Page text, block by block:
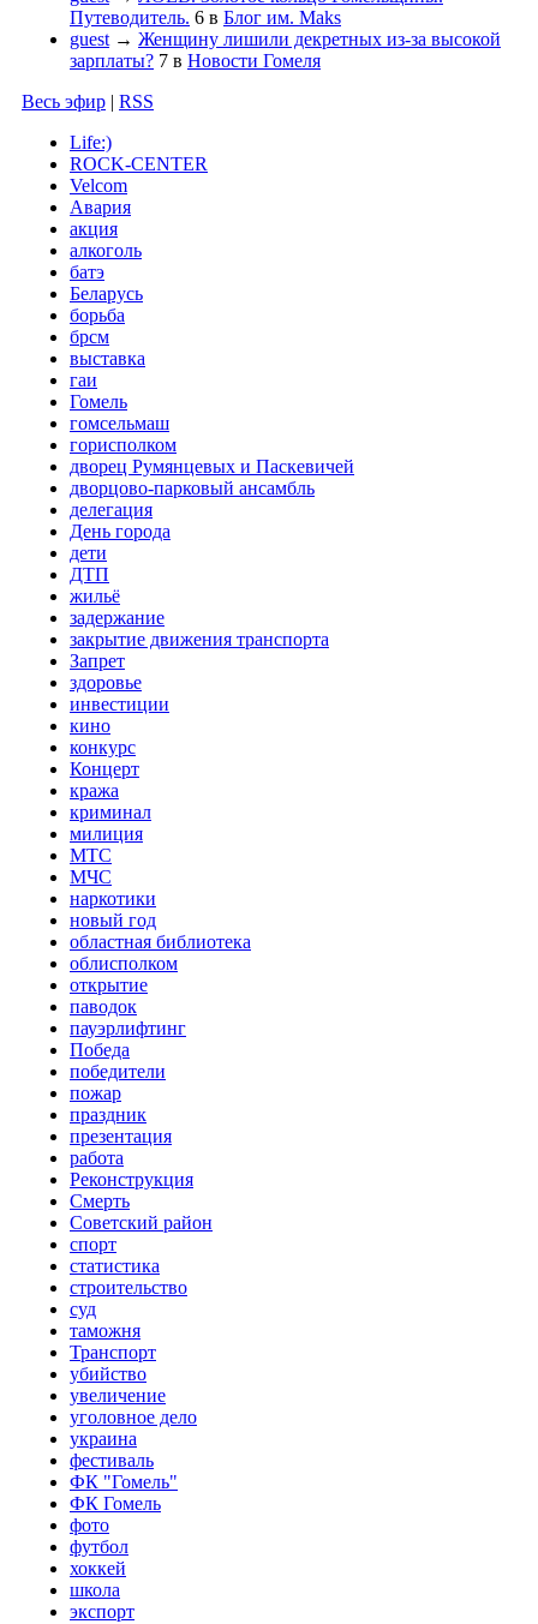
Путеводитель. 6 в Блог им. Maks
guest → Женщину лишили декретных из-за высокой
зарплаты? 7 в Новости Гомеля
Весь эфир | RSS
Life:)
ROCK-CENTER
Velcom
Авария
акция
алкоголь
батэ
Беларусь
борьба
брсм
выставка
гаи
Гомель
гомсельмаш
горисполком
дворец Румянцевых и Паскевичей
дворцово-парковый ансамбль
делегация
День города
дети
ДТП
жильё
задержание
закрытие движения транспорта
Запрет
здоровье
инвестиции
кино
конкурс
Концерт
кража
криминал
милиция
МТС
МЧС
наркотики
новый год
областная библиотека
облисполком
открытие
паводок
пауэрлифтинг
Победа
победители
пожар
праздник
презентация
работа
Реконструкция
Смерть
Советский район
спорт
статистика
строительство
суд
таможня
Транспорт
убийство
увеличение
уголовное дело
украина
фестиваль
ФК "Гомель"
ФК Гомель
фото
футбол
хоккей
школа
экспорт